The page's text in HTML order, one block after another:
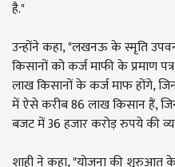
है."
उन्होंने कहा, "लखनऊ के स्मृति
किसानों को कर्ज माफी के प्रमाण
लाख किसानों के कर्ज माफ होंगे,
में ऐसे करीब 86 लाख किसान हैं,
बजट में 36 हजार करोड़ रुपये की
शाही ने कहा, "योजना की शुरुआत के